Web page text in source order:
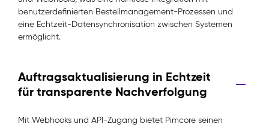
benutzerdefinierten Bestellmanagement-Prozessen und
eine Echtzeit-Datensynchronisation zwischen Systemen
ermöglicht.
Auftragsaktualisierung in Echtzeit
für transparente Nachverfolgung
Mit Webhooks und API-Zugang bietet Pimcore seinen